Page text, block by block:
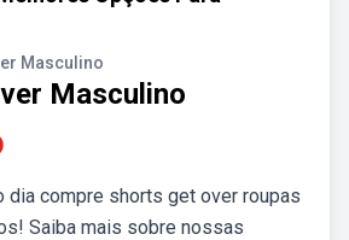
Masculino
Masculino
dia compre shorts get over roupas
Saiba mais sobre nossas